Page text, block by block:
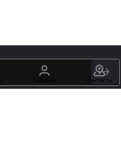
Контакты